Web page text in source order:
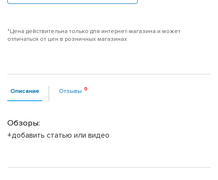
*Цена действительна только для интернет-магазина и может
отличаться от цен в розничных магазинах
Описание Отзывы
Обзоры:
+добавить статью или видео